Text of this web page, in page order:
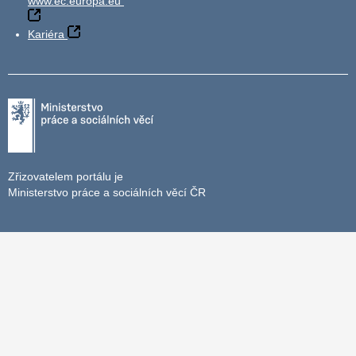
Kariéra
Zřizovatelem portálu je
Ministerstvo práce a sociálních věcí ČR